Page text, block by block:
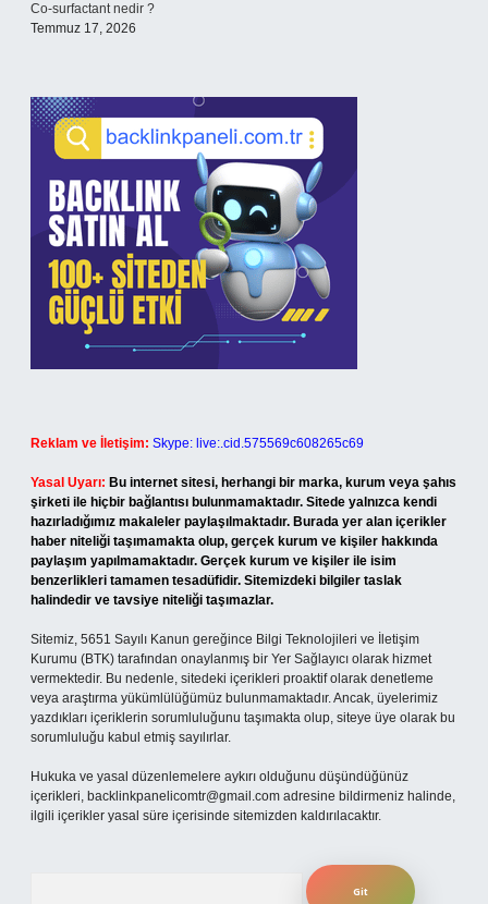
Co-surfactant nedir ?
Temmuz 17, 2026
Reklam ve İletişim: Skype: live:.cid.575569c608265c69
Yasal Uyarı: Bu internet sitesi, herhangi bir marka, kurum veya şahıs
şirketi ile hiçbir bağlantısı bulunmamaktadır. Sitede yalnızca kendi
hazırladığımız makaleler paylaşılmaktadır. Burada yer alan içerikler
haber niteliği taşımamakta olup, gerçek kurum ve kişiler hakkında
paylaşım yapılmamaktadır. Gerçek kurum ve kişiler ile isim
benzerlikleri tamamen tesadüfidir. Sitemizdeki bilgiler taslak
halindedir ve tavsiye niteliği taşımazlar.
Sitemiz, 5651 Sayılı Kanun gereğince Bilgi Teknolojileri ve İletişim
Kurumu (BTK) tarafından onaylanmış bir Yer Sağlayıcı olarak hizmet
vermektedir. Bu nedenle, sitedeki içerikleri proaktif olarak denetleme
veya araştırma yükümlülüğümüz bulunmamaktadır. Ancak, üyelerimiz
yazdıkları içeriklerin sorumluluğunu taşımakta olup, siteye üye olarak bu
sorumluluğu kabul etmiş sayılırlar.
Hukuka ve yasal düzenlemelere aykırı olduğunu düşündüğünüz
içerikleri, backlinkpanelicomtr@gmail.com adresine bildirmeniz halinde,
ilgili içerikler yasal süre içerisinde sitemizden kaldırılacaktır.